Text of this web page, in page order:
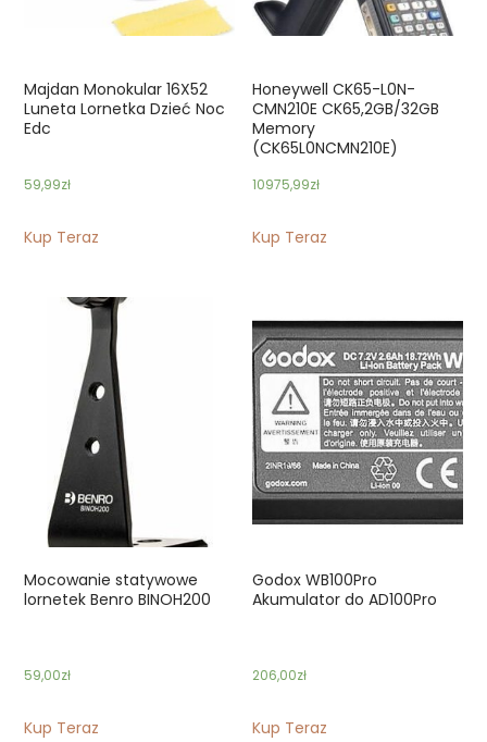
Majdan Monokular 16X52
Luneta Lornetka Dzieć Noc
Edc
59,99zł
Kup Teraz
Honeywell CK65-L0N-
CMN210E CK65,2GB/32GB
Memory
(CK65L0NCMN210E)
10975,99zł
Kup Teraz
Mocowanie statywowe
lornetek Benro BINOH200
59,00zł
Kup Teraz
Godox WB100Pro
Akumulator do AD100Pro
206,00zł
Kup Teraz